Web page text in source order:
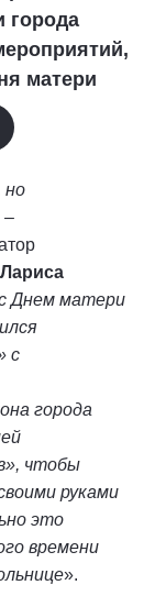
города
матери
но
–
Лариса
Днем матери
с
города
чтобы
руками
это
времени
».